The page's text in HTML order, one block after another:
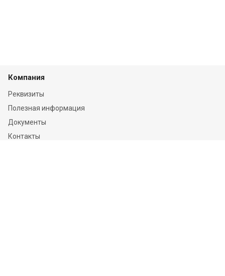
Компания
Реквизиты
Полезная информация
Документы
Контакты